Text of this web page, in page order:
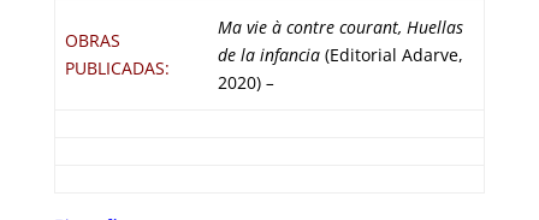
OBRAS
PUBLICADAS:
Ma vie à contre courant, Huellas
de la infancia (Editorial Adarve,
2020) –